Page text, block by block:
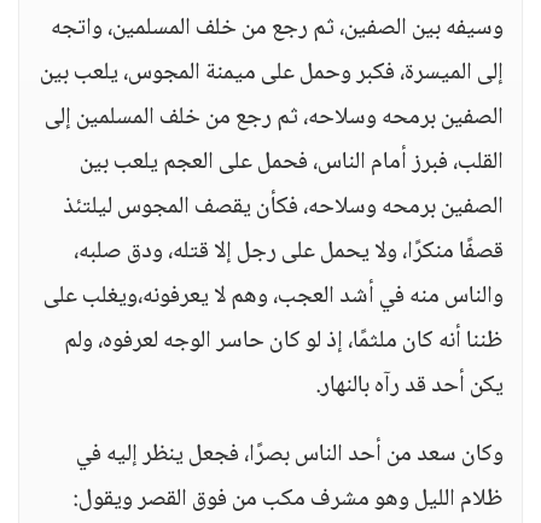
وسيفه بين الصفين، ثم رجع من خلف المسلمين، واتجه
إلى الميسرة، فكبر وحمل على ميمنة المجوس، يلعب بين
الصفين برمحه وسلاحه، ثم رجع من خلف المسلمين إلى
القلب، فبرز أمام الناس، فحمل على العجم يلعب بين
الصفين برمحه وسلاحه، فكأن يقصف المجوس ليلتئذ
قصفًا منكرًا، ولا يحمل على رجل إلا قتله، ودق صلبه،
والناس منه في أشد العجب، وهم لا يعرفونه،ويغلب على
ظننا أنه كان ملثمًا، إذ لو كان حاسر الوجه لعرفوه، ولم
يكن أحد قد رآه بالنهار.
وكان سعد من أحد الناس بصرًا، فجعل ينظر إليه في
ظلام الليل وهو مشرف مكب من فوق القصر ويقول: